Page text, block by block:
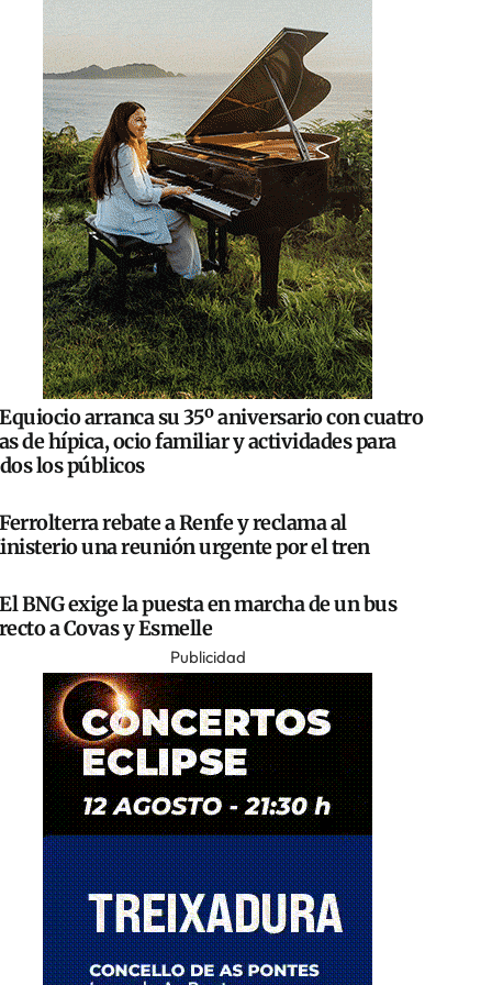
Equiocio arranca su 35º aniversario con cuatro
de hípica, ocio familiar y actividades para
los públicos
Ferrolterra rebate a Renfe y reclama al
una reunión urgente por el tren
El BNG exige la puesta en marcha de un bus
a Covas y Esmelle
Publicidad